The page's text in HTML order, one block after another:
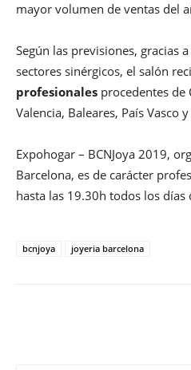
mayor volumen de ventas del
Según las previsiones, gracias
sectores sinérgicos, el salón
profesionales procedentes de
Valencia, Baleares, País Vasco
Expohogar – BCNJoya 2019,
Barcelona, es de carácter
hasta las 19.30h todos los días
bcnjoya joyeria barcelona